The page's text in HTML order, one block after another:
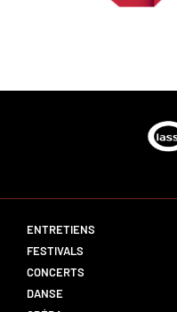
ENTRETIENS
FESTIVALS
CONCERTS
DANSE